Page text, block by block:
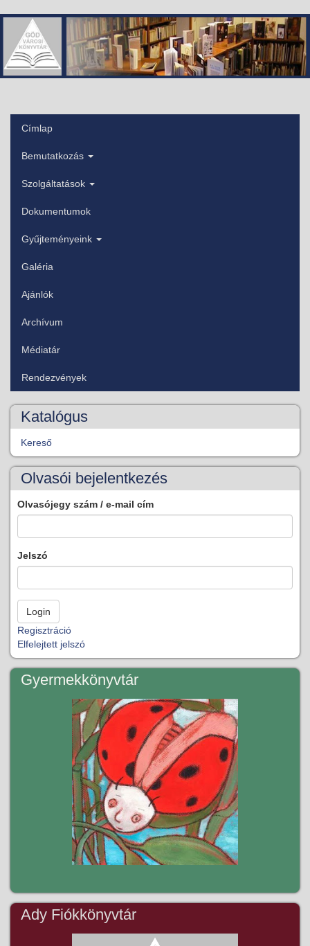
Ugrás
tartalomra
Főmenü
Címlap
Bemutatkozás
Szolgáltatások
Dokumentumok
Gyűjteményeink
Galéria
Ajánlók
Archívum
Médiatár
Rendezvények
Katalógus
Kereső
Olvasói bejelentkezés
Olvasójegy szám / e-mail cím
Jelszó
Regisztráció
Elfelejtett jelszó
Gyermekkönyvtár
Ady Fiókkönyvtár